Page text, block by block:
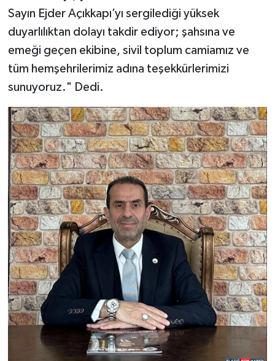
Sayın Ejder Açıkkapı’yı sergilediği yüksek
duyarlılıktan dolayı takdir ediyor; şahsına ve
emeği geçen ekibine, sivil toplum camiamız ve
tüm hemşehrilerimiz adına teşekkürlerimizi
sunuyoruz." Dedi.